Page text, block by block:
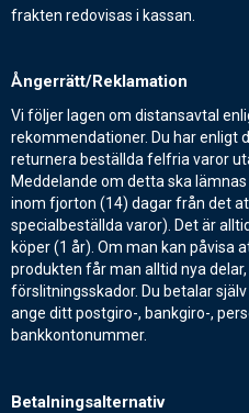
frakten redovisas i kassan.
Ångerrätt/Reklamation
Vi följer lagen om distansavtal
rekommendationer. Du har enligt
returnera beställda felfria varor
Meddelande om detta ska
inom fjorton (14) dagar från det
specialbeställda varor). Det är
köper (1 år). Om man kan påvisa
produkten får man alltid nya
förslitningsskador. Du betalar
ange ditt postgiro-, bankgiro-,
bankkontonummer.
Betalningsalternativ